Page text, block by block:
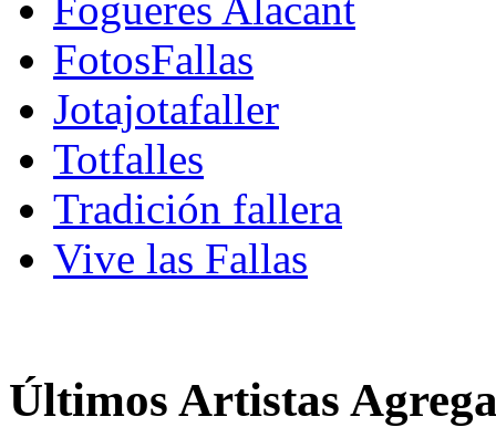
FotosFallas
Jotajotafaller
Totfalles
Tradición fallera
Vive las Fallas
Últimos Artistas